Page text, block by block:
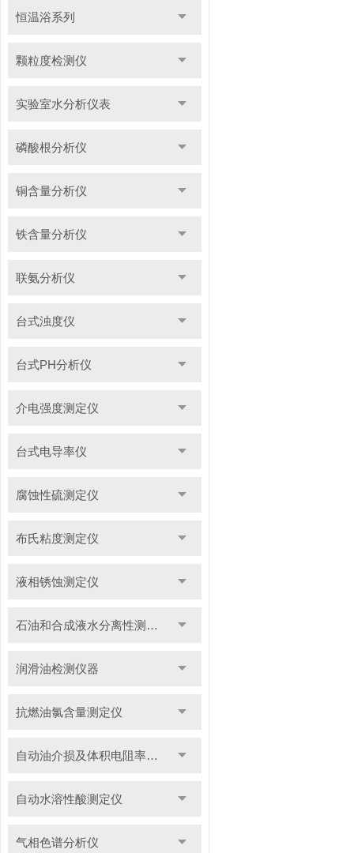
恒温浴系列
颗粒度检测仪
实验室水分析仪表
磷酸根分析仪
铜含量分析仪
铁含量分析仪
联氨分析仪
台式浊度仪
台式PH分析仪
介电强度测定仪
台式电导率仪
腐蚀性硫测定仪
布氏粘度测定仪
液相锈蚀测定仪
石油和合成液水分离性测定仪
润滑油检测仪器
抗燃油氯含量测定仪
自动油介损及体积电阻率测定仪
自动水溶性酸测定仪
气相色谱分析仪